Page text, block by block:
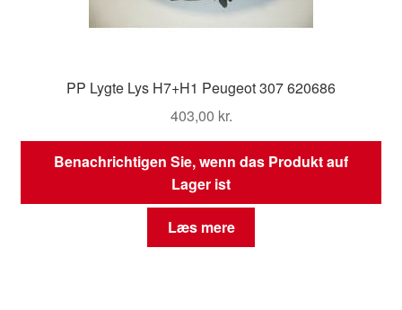
PP Lygte Lys H7+H1 Peugeot 307 620686
403,00 kr.
Benachrichtigen Sie, wenn das Produkt auf
Lager ist
Læs mere